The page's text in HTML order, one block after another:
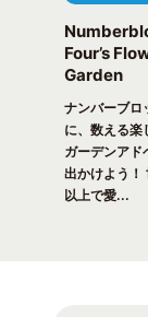
Four’s
Garden
ナンバーブロ
に、数える楽
ガーデンアド
出かけよう！
以上で愛...